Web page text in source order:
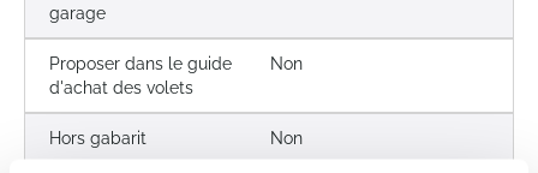
garage
Proposer dans le guide
d'achat des volets
Non
Hors gabarit Non